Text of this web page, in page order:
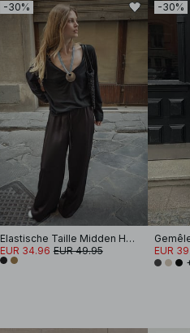
-30%
Elastische Taille Midden Hoge Satijnen Broek
EUR 34.96 EUR 49.95
-30%
EUR